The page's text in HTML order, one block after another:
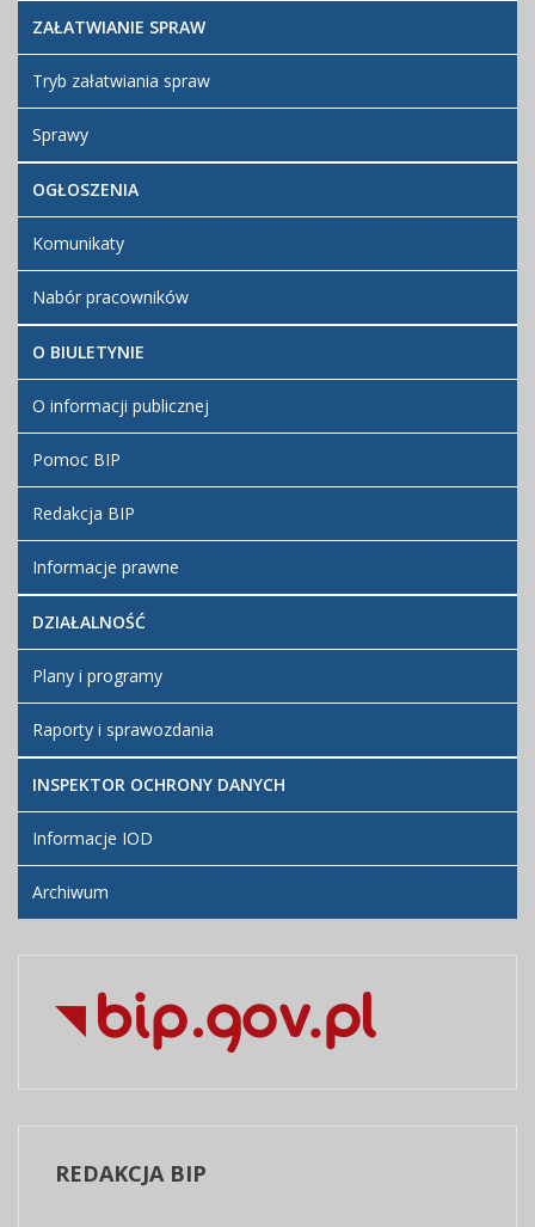
ZAŁATWIANIE SPRAW
Tryb załatwiania spraw
Sprawy
OGŁOSZENIA
Komunikaty
Nabór pracowników
O BIULETYNIE
O informacji publicznej
Pomoc BIP
Redakcja BIP
Informacje prawne
DZIAŁALNOŚĆ
Plany i programy
Raporty i sprawozdania
INSPEKTOR OCHRONY DANYCH
Informacje IOD
Archiwum
REDAKCJABIP